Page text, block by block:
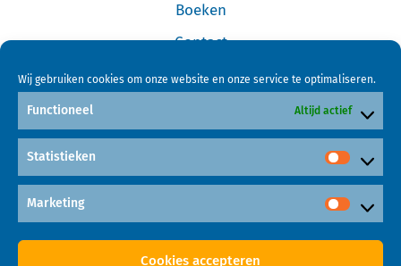
Wij gebruiken cookies om onze website en onze service te optimaliseren.
Functioneel Altijd actief
Statistieken
Marketing
Cookies accepteren
Boeken
Contact
Cookiebeleid (EU)
Forum